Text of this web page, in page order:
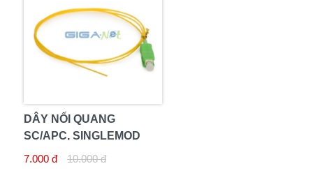
DÂY NỐI QUANG
SC/APC, SINGLEMOD
7.000 đ
10.000 đ